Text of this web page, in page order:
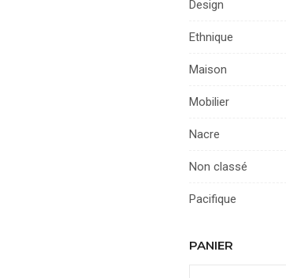
Design
Ethnique
Maison
Mobilier
Nacre
Non classé
Pacifique
PANIER